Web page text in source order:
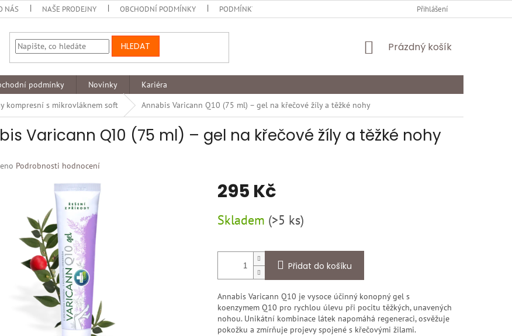
NÁS NAŠE PRODEJNY OBCHODNÍ PODMÍNKY PODMÍNKY OCHRANY OSOBNÍCH ÚDAJŮ ODSTOUPENÍ OD
Přihlášení
HLEDAT
NÁKUPNÍ
Prázdný košík
podmínky Novinky
Kariéra
kompresní s mikrovláknem soft Annabis Varicann Q10 (75 ml) – gel na křečové žíly a těžké nohy
Varicann Q10 (75 ml) – gel na křečové žíly a těžké nohy
Podrobnosti hodnocení
295 Kč
cena:
Skladem (>5 ks)
Přidat do košíku
Annabis Varicann Q10 je vysoce účinný konopný gel s
koenzymem Q10 pro rychlou úlevu při pocitu těžkých, unavených
nohou. Unikátní kombinace látek napomáhá regeneraci, osvěžuje
pokožku a zmírňuje projevy spojené s křečovými žilami.